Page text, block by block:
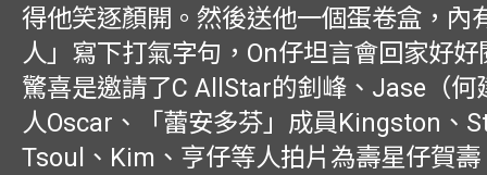
得他笑逐顏開。然後送他一個蛋卷盒，內
人」寫下打氣字句，On仔坦言會回家好
驚喜是邀請了C AllStar的釗峰、Jase（何
人Oscar、「蕾安多芬」成員Kingston、
Tsoul、Kim、亨仔等人拍片為壽星仔賀壽